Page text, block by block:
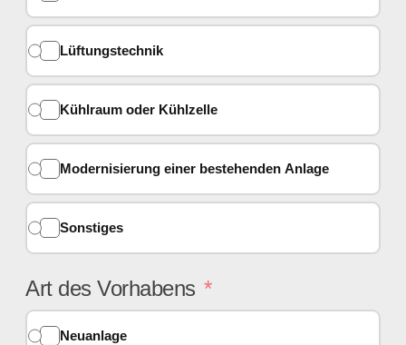
Lüftungstechnik
Kühlraum oder Kühlzelle
Modernisierung einer bestehenden Anlage
Sonstiges
Art des Vorhabens
Neuanlage